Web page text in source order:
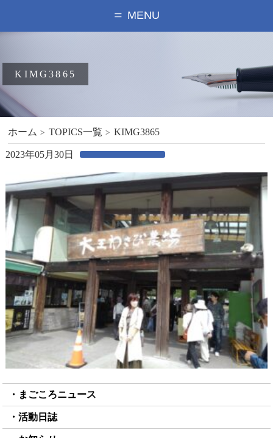
MENU
KIMG3865
ホーム TOPICS一覧 KIMG3865
2023年05月30日
まごころニュース
活動日誌